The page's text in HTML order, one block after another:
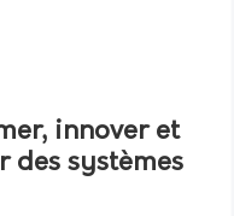
innover et
des systèmes